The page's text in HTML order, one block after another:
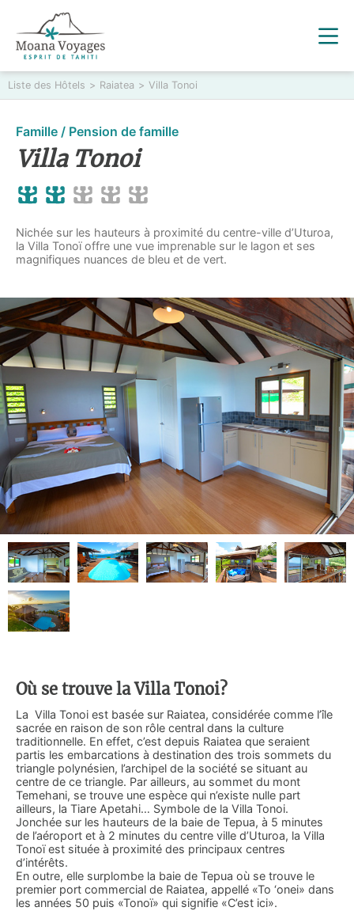
Liste des Hôtels > Raiatea > Villa Tonoi
Famille / Pension de famille
Villa Tonoi
Nichée sur les hauteurs à proximité du centre-ville d’Uturoa,
la Villa Tonoï offre une vue imprenable sur le lagon et ses
magnifiques nuances de bleu et de vert.
Où se trouve la Villa Tonoi?
La Villa Tonoi est basée sur Raiatea, considérée comme l’île
sacrée en raison de son rôle central dans la culture
traditionnelle. En effet, c’est depuis Raiatea que seraient
partis les embarcations à destination des trois sommets du
triangle polynésien, l’archipel de la société se situant au
centre de ce triangle. Par ailleurs, au sommet du mont
Temehani, se trouve une espèce qui n’existe nulle part
ailleurs, la Tiare Apetahi… Symbole de la Villa Tonoi.
Jonchée sur les hauteurs de la baie de Tepua, à 5 minutes
de l’aéroport et à 2 minutes du centre ville d’Uturoa, la Villa
Tonoï est située à proximité des principaux centres
d’intérêts.
En outre, elle surplombe la baie de Tepua où se trouve le
premier port commercial de Raiatea, appellé «To ‘onei» dans
les années 50 puis «Tonoï» qui signifie «C’est ici».